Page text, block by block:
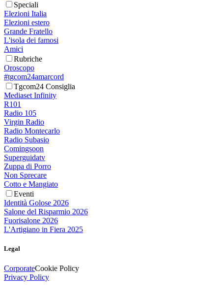
Speciali
Elezioni Italia
Elezioni estero
Grande Fratello
L'isola dei famosi
Amici
Rubriche
Oroscopo
#tgcom24amarcord
Tgcom24 Consiglia
Mediaset Infinity
R101
Radio 105
Virgin Radio
Radio Montecarlo
Radio Subasio
Comingsoon
Superguidatv
Zuppa di Porro
Non Sprecare
Cotto e Mangiato
Eventi
Identità Golose 2026
Salone del Risparmio 2026
Fuorisalone 2026
L'Artigiano in Fiera 2025
Legal
CorporateCookie Policy
Privacy Policy